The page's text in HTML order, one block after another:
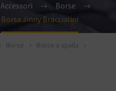
Accessori
Borse
Borsa Jinny Braccialini
Borse
Borse a spalla